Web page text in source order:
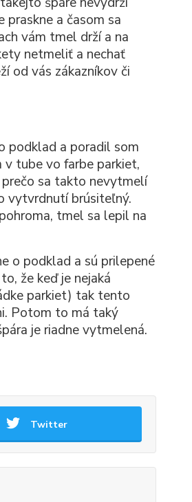
a časom sa
vám tmel drží a na
netmeliť a nechať
od vás zákazníkov či
podklad a poradil som
v tube vo farbe parkiet,
sa takto nevytmelí
vytvrdnutí brúsiteľný.
tmel sa lepil na
o podklad a sú prilepené
že keď je nejaká
parkiet) tak tento
Potom to má taký
je riadne vytmelená.
Twitter